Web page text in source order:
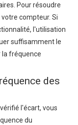
Pour résoudre
compteur. Si
l'utilisation
suffisamment le
la fréquence
des
l'écart, vous
du